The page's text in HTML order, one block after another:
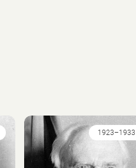
1923–1933